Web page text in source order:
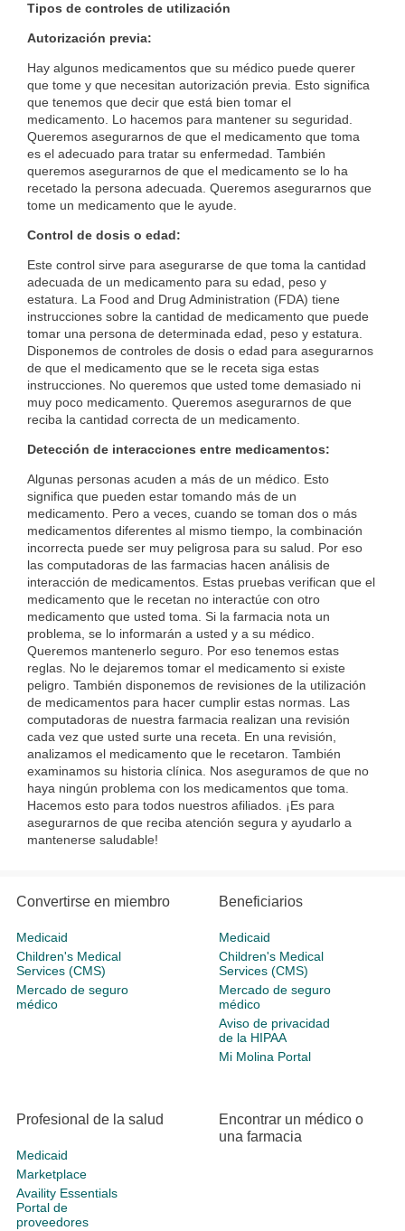
Tipos de controles de utilización
Autorización previa:
Hay algunos medicamentos que su médico puede querer
que tome y que necesitan autorización previa. Esto significa
que tenemos que decir que está bien tomar el
medicamento. Lo hacemos para mantener su seguridad.
Queremos asegurarnos de que el medicamento que toma
es el adecuado para tratar su enfermedad. También
queremos asegurarnos de que el medicamento se lo ha
recetado la persona adecuada. Queremos asegurarnos que
tome un medicamento que le ayude.
Control de dosis o edad:
Este control sirve para asegurarse de que toma la cantidad
adecuada de un medicamento para su edad, peso y
estatura. La Food and Drug Administration (FDA) tiene
instrucciones sobre la cantidad de medicamento que puede
tomar una persona de determinada edad, peso y estatura.
Disponemos de controles de dosis o edad para asegurarnos
de que el medicamento que se le receta siga estas
instrucciones. No queremos que usted tome demasiado ni
muy poco medicamento. Queremos asegurarnos de que
reciba la cantidad correcta de un medicamento.
Detección de interacciones entre medicamentos:
Algunas personas acuden a más de un médico. Esto
significa que pueden estar tomando más de un
medicamento. Pero a veces, cuando se toman dos o más
medicamentos diferentes al mismo tiempo, la combinación
incorrecta puede ser muy peligrosa para su salud. Por eso
las computadoras de las farmacias hacen análisis de
interacción de medicamentos. Estas pruebas verifican que el
medicamento que le recetan no interactúe con otro
medicamento que usted toma. Si la farmacia nota un
problema, se lo informarán a usted y a su médico.
Queremos mantenerlo seguro. Por eso tenemos estas
reglas. No le dejaremos tomar el medicamento si existe
peligro. También disponemos de revisiones de la utilización
de medicamentos para hacer cumplir estas normas. Las
computadoras de nuestra farmacia realizan una revisión
cada vez que usted surte una receta. En una revisión,
analizamos el medicamento que le recetaron. También
examinamos su historia clínica. Nos aseguramos de que no
haya ningún problema con los medicamentos que toma.
Hacemos esto para todos nuestros afiliados. ¡Es para
asegurarnos de que reciba atención segura y ayudarlo a
mantenerse saludable!
Convertirse en miembro
Medicaid
Children's Medical
Services (CMS)
Mercado de seguro
médico
Beneficiarios
Medicaid
Children's Medical
Services (CMS)
Mercado de seguro
médico
Aviso de privacidad
de la HIPAA
Mi Molina Portal
Profesional de la salud
Medicaid
Marketplace
Availity Essentials
Portal de
proveedores
Encontrar un médico o
una farmacia